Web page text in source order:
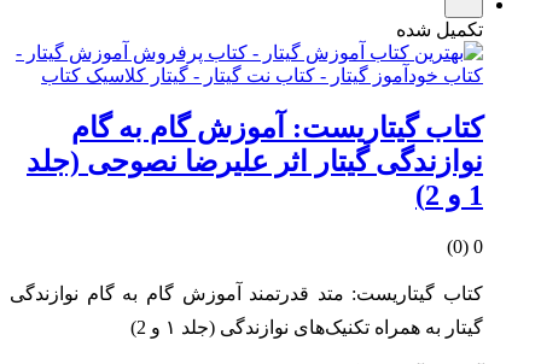
تکمیل شده
کتاب گیتاریست: آموزش گام به گام
نوازندگی گیتار اثر علیرضا نصوحی (جلد
1 و 2)
0 (0)
کتاب گیتاریست: متد قدرتمند آموزش گام به گام نوازندگی
گیتار به همراه تکنیک‌های نوازندگی (جلد ۱ و 2)